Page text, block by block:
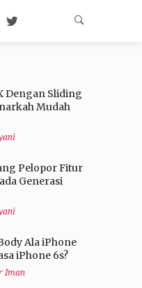
Dengan Sliding
Mudah
Pelopor Fitur
Generasi
Ala iPhone
iPhone 6s?
Iman